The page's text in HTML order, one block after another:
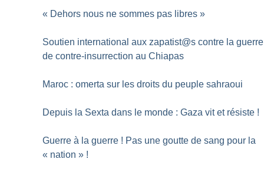
« Dehors nous ne sommes pas libres »
Soutien international aux zapatist@s contre la guerre
de contre-insurrection au Chiapas
Maroc : omerta sur les droits du peuple sahraoui
Depuis la Sexta dans le monde : Gaza vit et résiste !
Guerre à la guerre ! Pas une goutte de sang pour la
« nation » !